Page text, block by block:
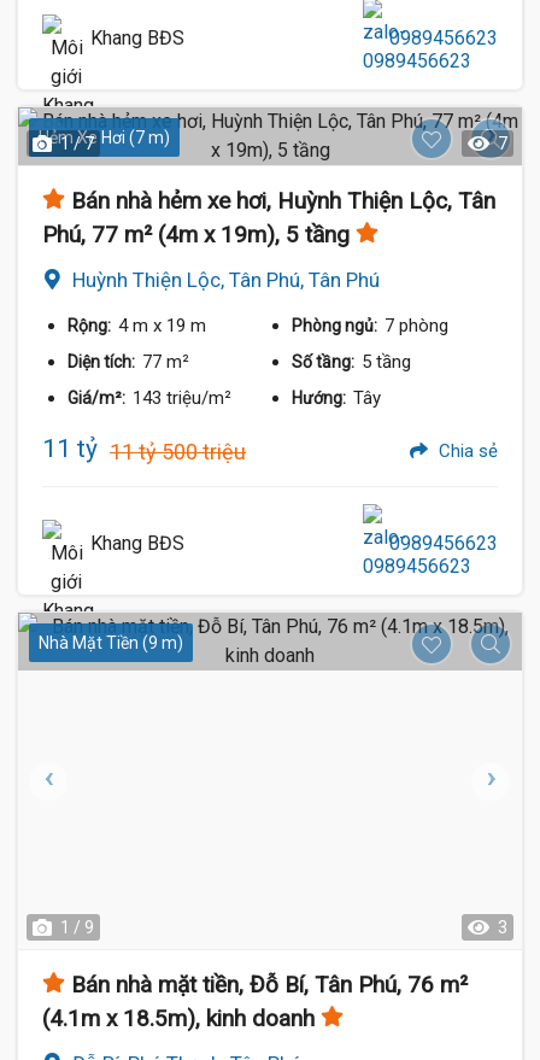
Khang BĐS 0989456623
Hẻm Xe Hơi (7 m)
1 / 7 7
Bán nhà hẻm xe hơi, Huỳnh Thiện Lộc, Tân
Phú, 77 m² (4m x 19m), 5 tầng
Huỳnh Thiện Lộc, Tân Phú, Tân Phú
Rộng: 4 m x 19 m Phòng ngủ: 7 phòng
Diện tích: 77 m² Số tầng: 5 tầng
Giá/m²: 143 triệu/m² Hướng: Tây
11 tỷ 11 tỷ 500 triệu Chia sẻ
Khang BĐS 0989456623
Nhà Mặt Tiền (9 m)
1 / 9 3
Bán nhà mặt tiền, Đỗ Bí, Tân Phú, 76 m²
(4.1m x 18.5m), kinh doanh